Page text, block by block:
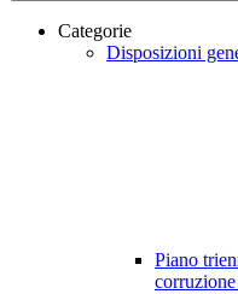
Categorie
Disposizioni
Piano
corruzione